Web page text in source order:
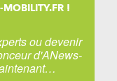
!
ou devenir
d'ANews-